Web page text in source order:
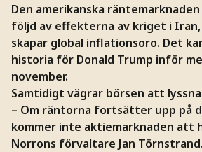
Den amerikanska
följd av effekterna av kriget i
skapar global inflationsoro. Det
historia för Donald Trump inför
november.
Samtidigt vägrar börsen att
– Om räntorna fortsätter upp på
kommer inte aktiemarknaden att
Norrons förvaltare Jan Törnstrand.